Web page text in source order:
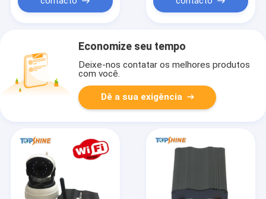
Economize seu tempo
Deixe-nos contatar os melhores produtos
com você.
Dê a sua exigência